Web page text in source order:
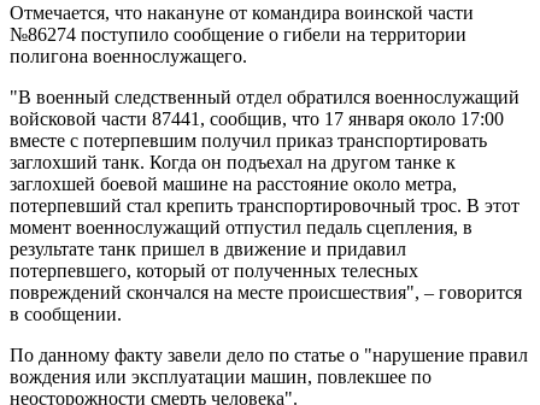
Отмечается, что накануне от командира воинской части
№86274 поступило сообщение о гибели на территории
полигона военнослужащего.
"В военный следственный отдел обратился военнослужащий
войсковой части 87441, сообщив, что 17 января около 17:00
вместе с потерпевшим получил приказ транспортировать
заглохший танк. Когда он подъехал на другом танке к
заглохшей боевой машине на расстояние около метра,
потерпевший стал крепить транспортировочный трос. В этот
момент военнослужащий отпустил педаль сцепления, в
результате танк пришел в движение и придавил
потерпевшего, который от полученных телесных
повреждений скончался на месте происшествия", – говорится
в сообщении.
По данному факту завели дело по статье о "нарушение правил
вождения или эксплуатации машин, повлекшее по
неосторожности смерть человека".